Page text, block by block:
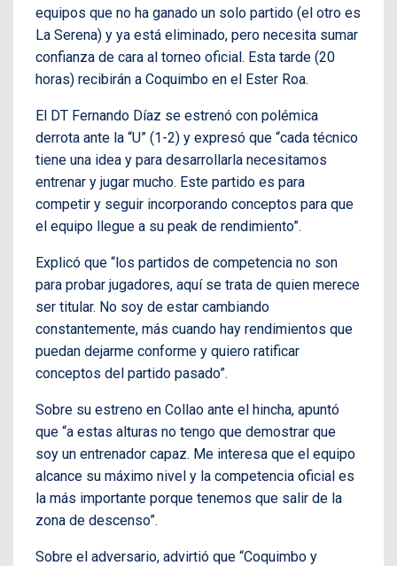
equipos que no ha ganado un solo partido (el otro es
La Serena) y ya está eliminado, pero necesita sumar
confianza de cara al torneo oficial. Esta tarde (20
horas) recibirán a Coquimbo en el Ester Roa.
El DT Fernando Díaz se estrenó con polémica
derrota ante la “U” (1-2) y expresó que “cada técnico
tiene una idea y para desarrollarla necesitamos
entrenar y jugar mucho. Este partido es para
competir y seguir incorporando conceptos para que
el equipo llegue a su peak de rendimiento”.
Explicó que “los partidos de competencia no son
para probar jugadores, aquí se trata de quien merece
ser titular. No soy de estar cambiando
constantemente, más cuando hay rendimientos que
puedan dejarme conforme y quiero ratificar
conceptos del partido pasado”.
Sobre su estreno en Collao ante el hincha, apuntó
que “a estas alturas no tengo que demostrar que
soy un entrenador capaz. Me interesa que el equipo
alcance su máximo nivel y la competencia oficial es
la más importante porque tenemos que salir de la
zona de descenso”.
Sobre el adversario, advirtió que “Coquimbo y